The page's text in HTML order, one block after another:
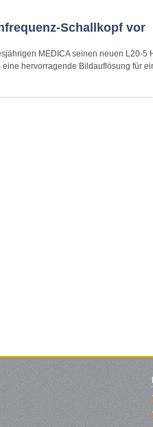
Schallkopf vor
MEDICA seinen neuen L20-5
hervorragende Bildauflösung für